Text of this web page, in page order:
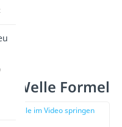
Welle Formel
zur Stelle im Video springen